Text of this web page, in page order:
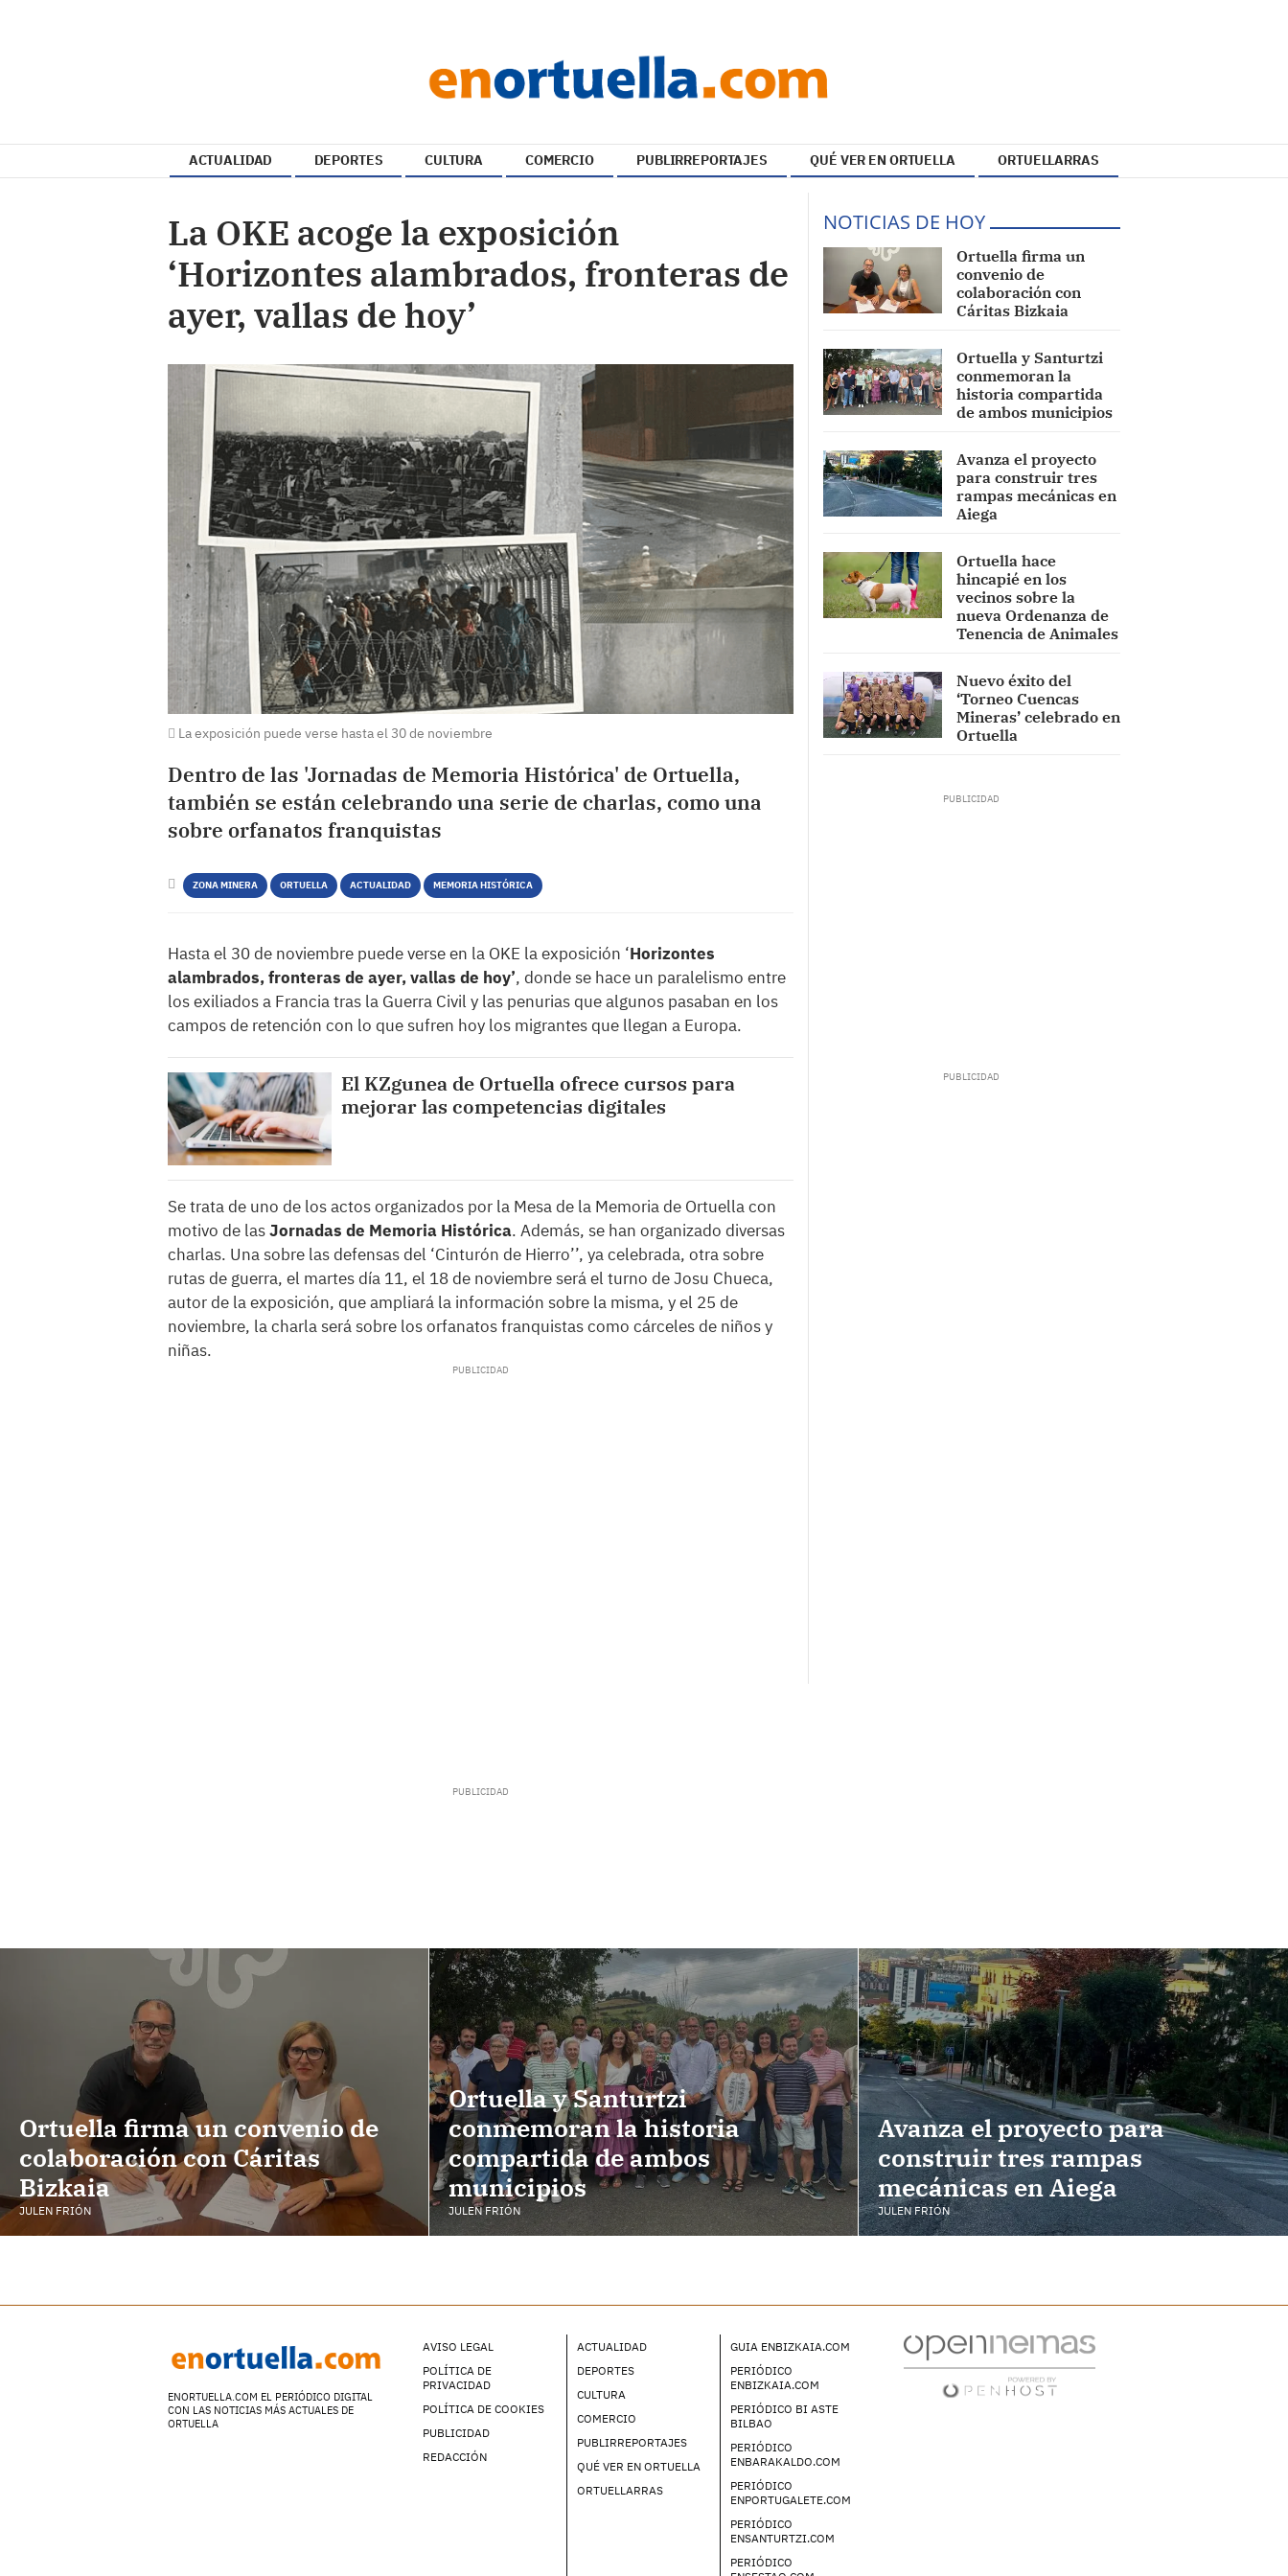
ACTUALIDAD DEPORTES CULTURA COMERCIO PUBLIRREPORTAJES QUÉ VER EN ORTUELLA ORTUELLARRAS
La OKE acoge la exposición
‘Horizontes alambrados, fronteras de
ayer, vallas de hoy’
La exposición puede verse hasta el 30 de noviembre
Dentro de las 'Jornadas de Memoria Histórica' de Ortuella,
también se están celebrando una serie de charlas, como una
sobre orfanatos franquistas
ZONA MINERA ORTUELLA ACTUALIDAD MEMORIA HISTÓRICA
Hasta el 30 de noviembre puede verse en la OKE la exposición ‘Horizontes
alambrados, fronteras de ayer, vallas de hoy’, donde se hace un paralelismo entre
los exiliados a Francia tras la Guerra Civil y las penurias que algunos pasaban en los
campos de retención con lo que sufren hoy los migrantes que llegan a Europa.
El KZgunea de Ortuella ofrece cursos para
mejorar las competencias digitales
Se trata de uno de los actos organizados por la Mesa de la Memoria de Ortuella con
motivo de lasJornadas de Memoria Histórica. Además, se han organizado diversas
charlas. Una sobre las defensas del ‘Cinturón de Hierro’’, ya celebrada, otra sobre
rutas de guerra, el martes día 11, el 18 de noviembre será el turno de Josu Chueca,
autor de la exposición, que ampliará la información sobre la misma, y el 25 de
noviembre, la charla será sobre los orfanatos franquistas como cárceles de niños y
niñas.
NOTICIAS DE HOY
Ortuella firma un
convenio de
colaboración con
Cáritas Bizkaia
Ortuella y Santurtzi
conmemoran la
historia compartida
de ambos municipios
Avanza el proyecto
para construir tres
rampas mecánicas en
Aiega
Ortuella hace
hincapié en los
vecinos sobre la
nueva Ordenanza de
Tenencia de Animales
Nuevo éxito del
‘Torneo Cuencas
Mineras’ celebrado en
Ortuella
Ortuella firma un convenio de
colaboración con Cáritas
Bizkaia
JULEN FRIÓN
Ortuella y Santurtzi
conmemoran la historia
compartida de ambos
municipios
JULEN FRIÓN
Avanza el proyecto para
construir tres rampas
mecánicas en Aiega
JULEN FRIÓN
ENORTUELLA.COM EL PERIÓDICO DIGITAL
CON LAS NOTICIAS MÁS ACTUALES DE
ORTUELLA
AVISO LEGAL
POLÍTICA DE
PRIVACIDAD
POLÍTICA DE COOKIES
PUBLICIDAD
REDACCIÓN
ACTUALIDAD
DEPORTES
CULTURA
COMERCIO
PUBLIRREPORTAJES
QUÉ VER EN ORTUELLA
ORTUELLARRAS
GUIA ENBIZKAIA.COM
PERIÓDICO
ENBIZKAIA.COM
PERIÓDICO BI ASTE
BILBAO
PERIÓDICO
ENBARAKALDO.COM
PERIÓDICO
ENPORTUGALETE.COM
PERIÓDICO
ENSANTURTZI.COM
PERIÓDICO